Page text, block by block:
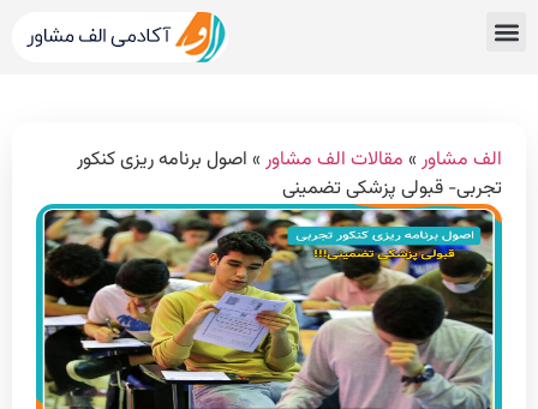
الف مشاور » مقالات الف مشاور » اصول برنامه ریزی کنکور
تجربی- قبولی پزشکی تضمینی